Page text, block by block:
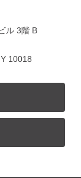
ル 3階 B
10018